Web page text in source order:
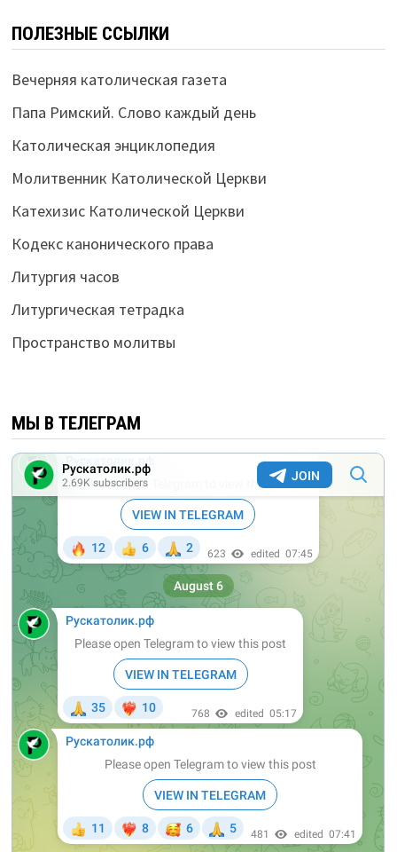
ПОЛЕЗНЫЕ ССЫЛКИ
Вечерняя католическая газета
Папа Римский. Слово каждый день
Католическая энциклопедия
Молитвенник Католической Церкви
Катехизис Католической Церкви
Кодекс канонического права
Литургия часов
Литургическая тетрадка
Пространство молитвы
МЫ В ТЕЛЕГРАМ